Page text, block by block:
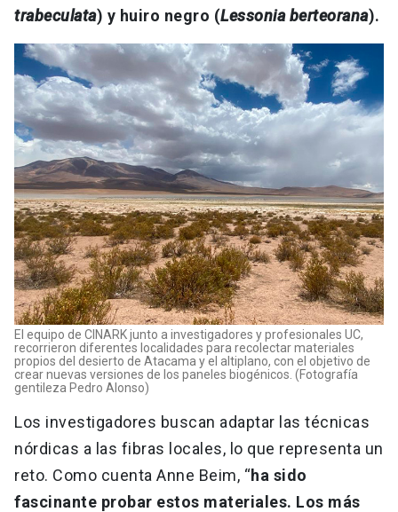
trabeculata) y huiro negro (Lessonia berteorana).
El equipo de CINARK junto a investigadores y profesionales UC,
recorrieron diferentes localidades para recolectar materiales
propios del desierto de Atacama y el altiplano, con el objetivo de
crear nuevas versiones de los paneles biogénicos. (Fotografía
gentileza Pedro Alonso)
Los investigadores buscan adaptar las técnicas
nórdicas a las fibras locales, lo que representa un
reto. Como cuenta Anne Beim, “ha sido
fascinante probar estos materiales. Los más